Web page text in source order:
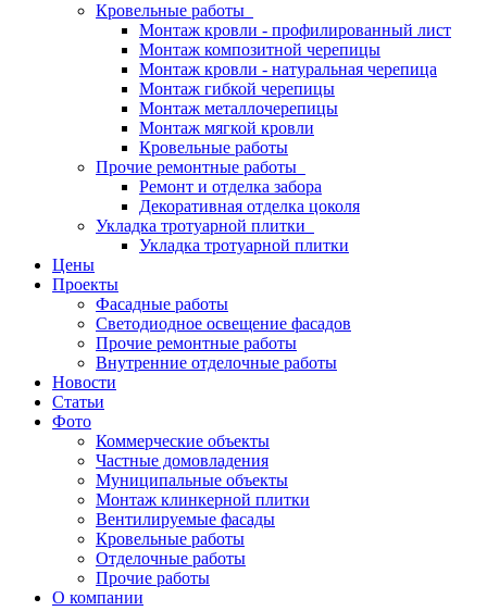
Кровельные работы
Монтаж кровли - профилированный лист
Монтаж композитной черепицы
Монтаж кровли - натуральная черепица
Монтаж гибкой черепицы
Монтаж металлочерепицы
Монтаж мягкой кровли
Кровельные работы
Прочие ремонтные работы
Ремонт и отделка забора
Декоративная отделка цоколя
Укладка тротуарной плитки
Укладка тротуарной плитки
Цены
Проекты
Фасадные работы
Светодиодное освещение фасадов
Прочие ремонтные работы
Внутренние отделочные работы
Новости
Статьи
Фото
Коммерческие объекты
Частные домовладения
Муниципальные объекты
Монтаж клинкерной плитки
Вентилируемые фасады
Кровельные работы
Отделочные работы
Прочие работы
О компании